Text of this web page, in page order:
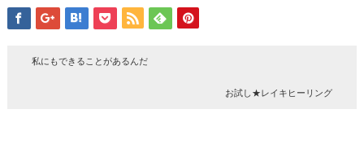
私にもできることがあるんだ
お試し★レイキヒーリング